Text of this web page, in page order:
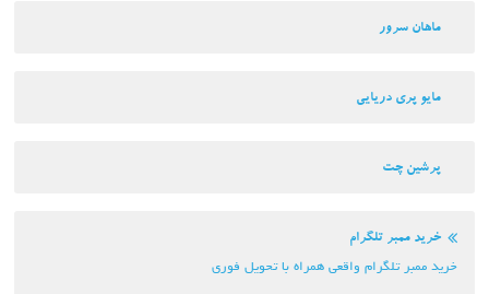
ماهان سرور
مایو پری دریایی
پرشین چت
خرید ممبر تلگرام
خرید ممبر تلگرام واقعی همراه با تحویل فوری